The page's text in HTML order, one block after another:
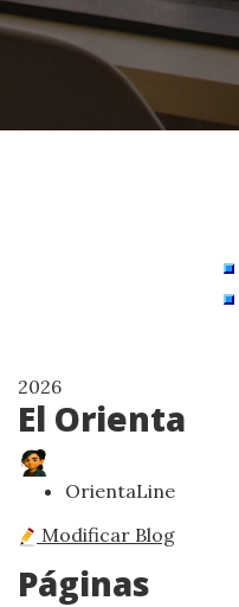
2026
El Orienta
OrientaLine
Modificar Blog
Páginas